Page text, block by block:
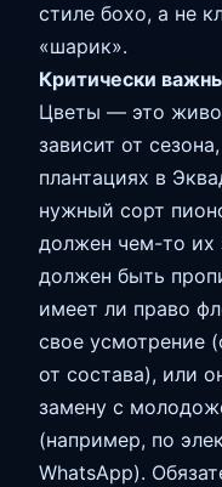
стиле бохо, а не
«шарик».
Критически
Цветы — это
зависит от
плантациях в
нужный сорт
должен чем-то их
должен быть
имеет ли право
свое усмотрение
от состава), или
замену с
(например, по
WhatsApp).